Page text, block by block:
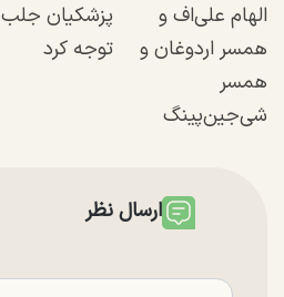
الهام علی‌اف و
همسر اردوغان و
همسر
شی‌جین‌پینگ
پزشکیان جلب
توجه کرد
ارسال نظر